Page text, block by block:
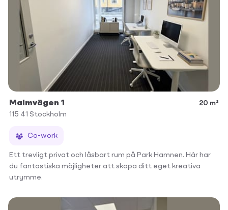
Malmvägen 1
20 m²
115 41 Stockholm
Co-work
Ett trevligt privat och låsbart rum på Park Hamnen. Här har
du fantastiska möjligheter att skapa ditt eget kreativa
utrymme.